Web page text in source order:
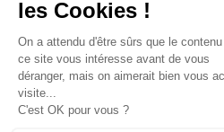
FAQ